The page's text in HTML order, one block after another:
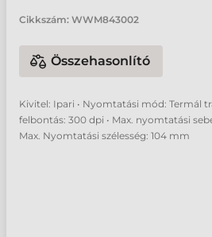
Cikkszám: WWM843002
Összehasonlító
Kivitel: Ipari • Nyomtatási mód: Termál
felbontás: 300 dpi • Max. nyomtatási
Max. Nyomtatási szélesség: 104 mm